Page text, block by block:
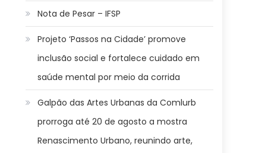
Nota de Pesar – IFSP
Projeto ‘Passos na Cidade’ promove
inclusão social e fortalece cuidado em
saúde mental por meio da corrida
Galpão das Artes Urbanas da Comlurb
prorroga até 20 de agosto a mostra
Renascimento Urbano, reunindo arte,